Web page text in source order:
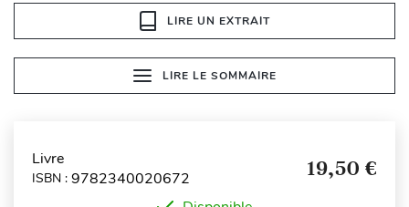
LIRE UN EXTRAIT
LIRE LE SOMMAIRE
Livre
ISBN : 9782340020672 19,50 €